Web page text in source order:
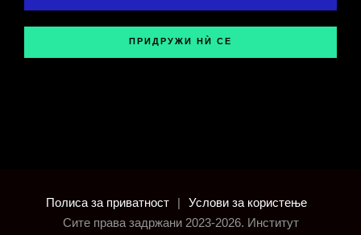
ПРИДРУЖИ НЍ СЕ
Полиса за приватност |
Услови за користење
Сите права задржани 2023-2026. Институт